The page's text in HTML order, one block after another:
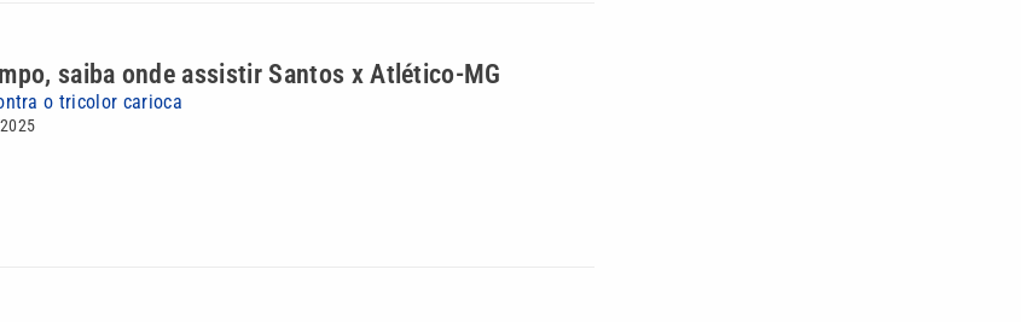
saiba onde assistir Santos x Atlético-MG
o tricolor carioca